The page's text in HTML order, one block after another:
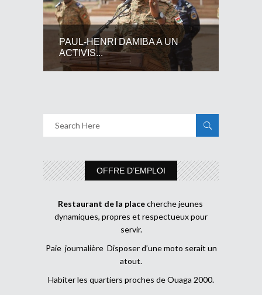
PAUL-HENRI DAMIBA A UN
ACTIVIS...
OFFRE D’EMPLOI
Restaurant de la placecherche jeunes
dynamiques, propres et respectueux pour
servir.
Paie journalière Disposer d’une moto serait un
atout.
Habiter les quartiers proches de Ouaga 2000.